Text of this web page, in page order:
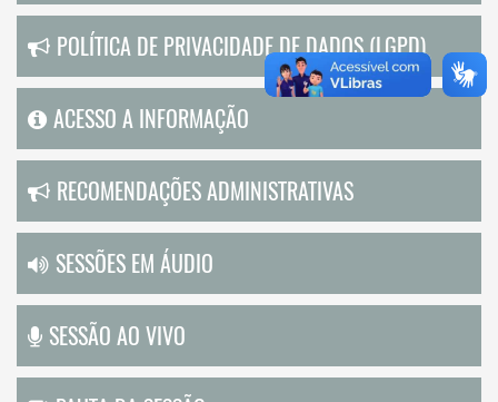
POLÍTICA DE PRIVACIDADE DE DADOS (LGPD)
ACESSO A INFORMAÇÃO
RECOMENDAÇÕES ADMINISTRATIVAS
SESSÕES EM ÁUDIO
SESSÃO AO VIVO